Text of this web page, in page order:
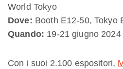
World Tokyo
Dove: Booth E12-50, Tokyo
Quando: 19-21 giugno 2024
Con i suoi 2.100 espositori,